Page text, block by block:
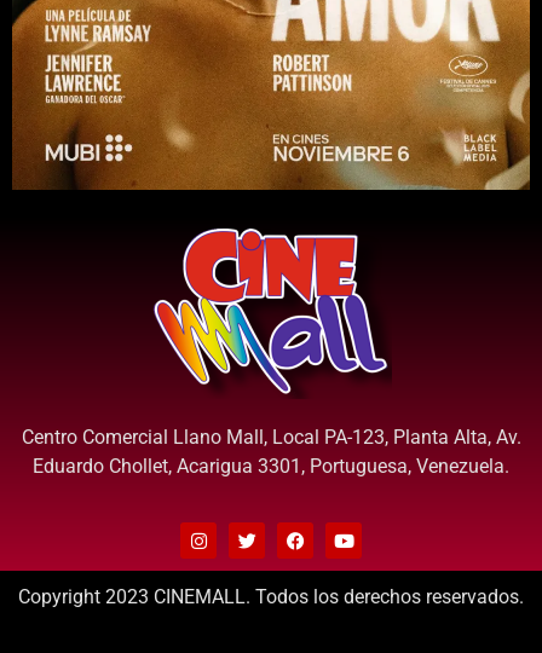
Centro Comercial Llano Mall, Local PA-123, Planta Alta, Av.
Eduardo Chollet, Acarigua 3301, Portuguesa, Venezuela.
Copyright 2023 CINEMALL. Todos los derechos reservados.